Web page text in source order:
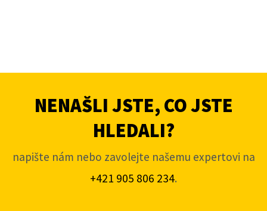
NENAŠLI JSTE, CO JSTE
HLEDALI?
napište nám nebo zavolejte našemu expertovi na
+421 905 806 234.